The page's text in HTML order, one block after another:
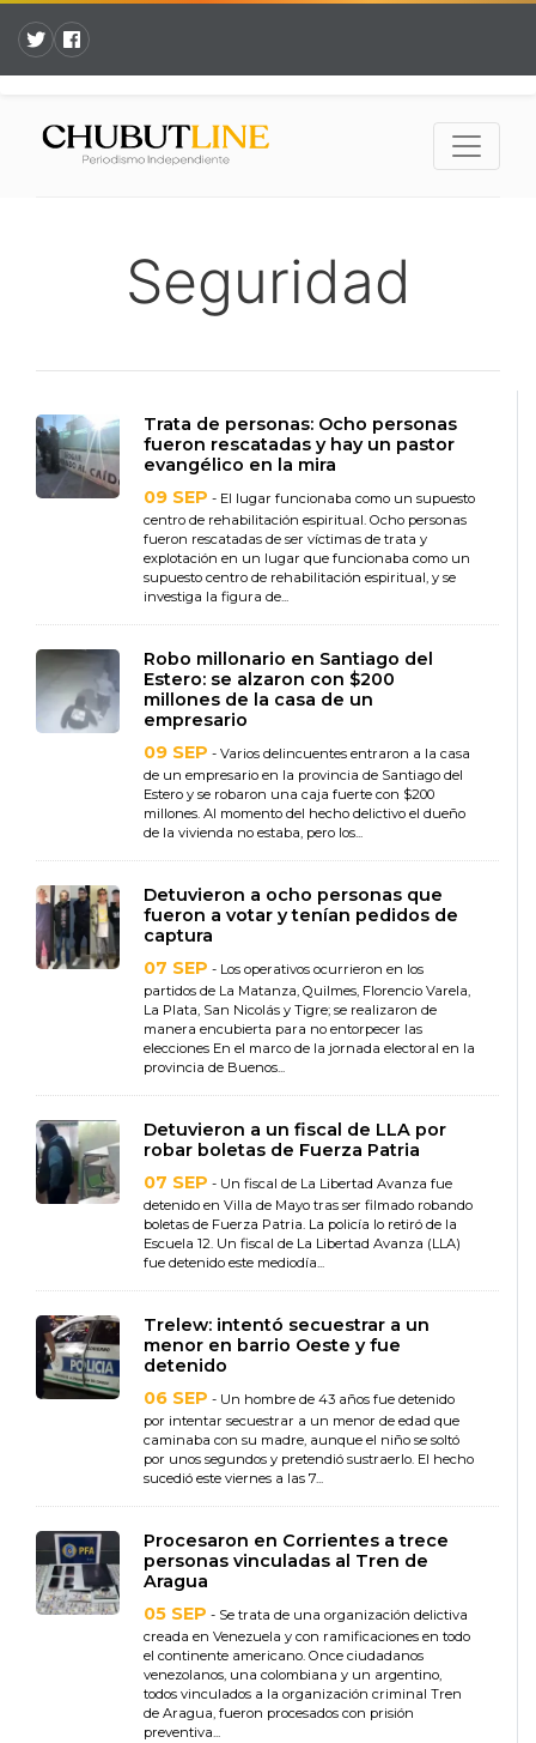
Seguridad
Trata de personas: Ocho personas
fueron rescatadas y hay un pastor
evangélico en la mira
09 SEP - El lugar funcionaba como un supuesto
centro de rehabilitación espiritual. Ocho personas
fueron rescatadas de ser víctimas de trata y
explotación en un lugar que funcionaba como un
supuesto centro de rehabilitación espiritual, y se
investiga la figura de...
Robo millonario en Santiago del
Estero: se alzaron con $200
millones de la casa de un
empresario
09 SEP - Varios delincuentes entraron a la casa
de un empresario en la provincia de Santiago del
Estero y se robaron una caja fuerte con $200
millones. Al momento del hecho delictivo el dueño
de la vivienda no estaba, pero los...
Detuvieron a ocho personas que
fueron a votar y tenían pedidos de
captura
07 SEP - Los operativos ocurrieron en los
partidos de La Matanza, Quilmes, Florencio Varela,
La Plata, San Nicolás y Tigre; se realizaron de
manera encubierta para no entorpecer las
elecciones En el marco de la jornada electoral en la
provincia de Buenos...
Detuvieron a un fiscal de LLA por
robar boletas de Fuerza Patria
07 SEP - Un fiscal de La Libertad Avanza fue
detenido en Villa de Mayo tras ser filmado robando
boletas de Fuerza Patria. La policía lo retiró de la
Escuela 12. Un fiscal de La Libertad Avanza (LLA)
fue detenido este mediodía...
Trelew: intentó secuestrar a un
menor en barrio Oeste y fue
detenido
06 SEP - Un hombre de 43 años fue detenido
por intentar secuestrar a un menor de edad que
caminaba con su madre, aunque el niño se soltó
por unos segundos y pretendió sustraerlo. El hecho
sucedió este viernes a las 7...
Procesaron en Corrientes a trece
personas vinculadas al Tren de
Aragua
05 SEP - Se trata de una organización delictiva
creada en Venezuela y con ramificaciones en todo
el continente americano. Once ciudadanos
venezolanos, una colombiana y un argentino,
todos vinculados a la organización criminal Tren
de Aragua, fueron procesados con prisión
preventiva...